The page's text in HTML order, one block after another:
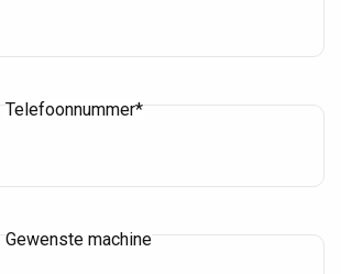
Telefoonnummer*
Gewenste machine